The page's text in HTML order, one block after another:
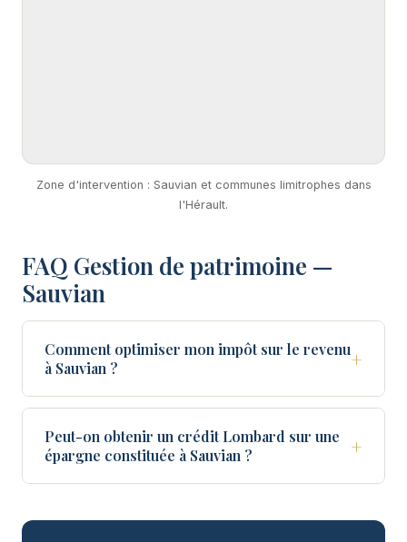
Zone d'intervention : Sauvian et communes limitrophes dans
l'Hérault.
FAQ Gestion de patrimoine —
Sauvian
Comment optimiser mon impôt sur le revenu
à Sauvian ?
+
Peut-on obtenir un crédit Lombard sur une
épargne constituée à Sauvian ?
+